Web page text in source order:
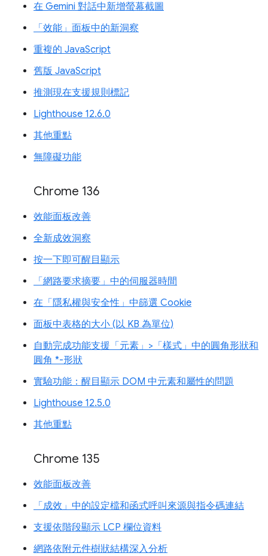
在 Gemini 對話中新增螢幕截圖
「效能」面板中的新洞察
重複的 JavaScript
舊版 JavaScript
推測現在支援規則標記
Lighthouse 12.6.0
其他重點
無障礙功能
Chrome 136
效能面板改善
全新成效洞察
按一下即可醒目顯示
「網路要求摘要」中的伺服器時間
在「隱私權與安全性」中篩選 Cookie
面板中表格的大小 (以 KB 為單位)
自動完成功能支援「元素」>「樣式」中的圓角形狀和
圓角 *-形狀
實驗功能：醒目顯示 DOM 中元素和屬性的問題
Lighthouse 12.5.0
其他重點
Chrome 135
效能面板改善
「成效」中的設定檔和函式呼叫來源與指令碼連結
支援依階段顯示 LCP 欄位資料
網路依附元件樹狀結構深入分析